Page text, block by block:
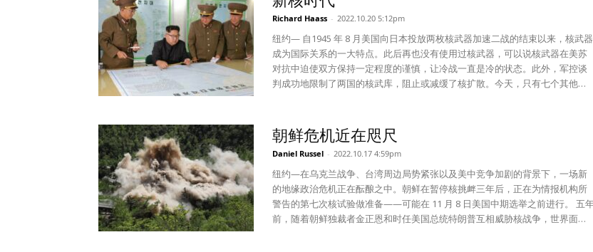
致城市青年失业率接近20%的新冠清零政策。 在二十大上习近平别无选择，只
能将这项破坏巨大的政策吹捧为一项重大成就。但是随着会议闭幕以及习近平
开启第三个任期，结束新冠清零政策动机也会变得逐渐强烈。此举对经济增长
和就业的推动——以及李强和丁薛祥的声誉提升——都会是立竿见影的。 习近
平的新任经济团队还会从对中国科技行业的放松监管中获益。自从中国政府开
始收紧监管以来阿里巴巴和腾讯等私营科技企业损失惨重，外国投资者纷纷逃
会向投资者发出积极的信号，向他们展现中国科技行业的未来、新领导团队的
务实精神以及恢复强劲经济增长的前景。 但如果中国的新领导人能够证明自己
能够处理中国最棘手的经济挑战（内爆的房地产业），那就肯定能给投资者留
下最为深刻的印象。今年的房地产销售可能会下跌多达30%。恒大和世茂等一
些大型开发商已经出现债务违约。由于资金被切断，许多建筑项目仍未完工，
导致一些愤怒的购房者停止支付抵押贷款。 这场危机将是对新经济团队能力的
真正考验。他们能找到解决开发商大面积破产的办法吗？他们能否防止地方政
实施第七次核试验的时机，韩国和美国关注的是两个大型的国际活动。一是中
国的第二十次党代会，二是美国的中期选举（10月16日到11月18日）。而这两
个国际上的大型活动正进入尾声。因此，在这个时期商讨朝鲜今后的举措和韩
国政府更有效的对策是非常有意义的。 如果只着眼于目前的局势就容易疏忽展
望未来。古往今来，为树立正确的政策需要“既要见树木，又要见森林”。因此，
笔者想通过这篇文章强调，要是把金正恩的核时钟放在咫尺，会觉得走得非常
年的工作并做第二年准备的时期。各个地区、各个机构向中央报告该机构一年
的成绩和计划，党中央和政府以此为基础制定新的一年的工作方向。这一内容
将反映在金正恩的新年贺词中，并成为工作大纲。 金正恩宣布先发制人式核攻
击政策法制化后实施了十多次的集中挑衅，目前正处于缓一口气的阶段，也就
是进行内部管制。虽然朝鲜继续侵犯北方限界线，发射短程导弹，进行宣传战
等，但这都相当于地震后的余震。 最近金正恩访问了万景台革命学院、党中央
干部学校等宣传自己的“核强国建设”，提到了今后的“百年大计，千年大计”。还
Richard Haass - 2022.10.20 5:12pm
纽约— 自1945 年 8 月美国向日本投放两枚核武器加速二战的结束以来，核武器
成为国际关系的一大特点。此后再也没有使用过核武器，可以说核武器在美苏
对抗中迫使双方保持一定程度的谨慎，让冷战一直是冷的状态。此外，军控谈
判成功地限制了两国的核武库，阻止或减缓了核扩散。今天，只有七个其他国
作用更加突出，更多国家试图拥有核武器。更危险的是，由于时间的推移和新
一代所谓战术核武器的出现——意味着结果不那么惨烈，因此可用性更高一些
——这种反对拥有甚至使用核武器的核禁忌正在消退。 俄罗斯对乌克兰的战争
在几个方面使这个新时代的到来更有可能。 1991年苏联解体后，乌克兰交出留
在其领土上的核武器以换取安全保证。从那以后，俄罗斯两次入侵乌克兰，这
一结果可能会让其他国家认为放弃核武器会降低国家的安全。 因此，在今年早
些时候俄罗斯第二次入侵之后，美国排除了代表乌克兰直接参战，因为担心派
朝鲜危机近在咫尺
Daniel Russel - 2022.10.17 4:59pm
纽约—在乌克兰战争、台湾周边局势紧张以及美中竞争加剧的背景下，一场新
的地缘政治危机正在酝酿之中。朝鲜在暂停核挑衅三年后，正在为情报机构所
警告的第七次核试验做准备——可能在 11 月 8 日美国中期选举之前进行。 五年
前，随着朝鲜独裁者金正恩和时任美国总统特朗普互相威胁核战争，世界面